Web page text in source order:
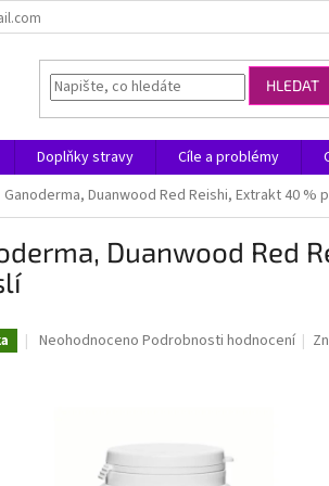
HLEDAT
Doplňky stravy Cíle a problémy
Ganoderma, Duanwood Red Reishi, Extrakt 40 %
Duanwood Red
Průměrné
Neohodnoceno Podrobnosti hodnocení